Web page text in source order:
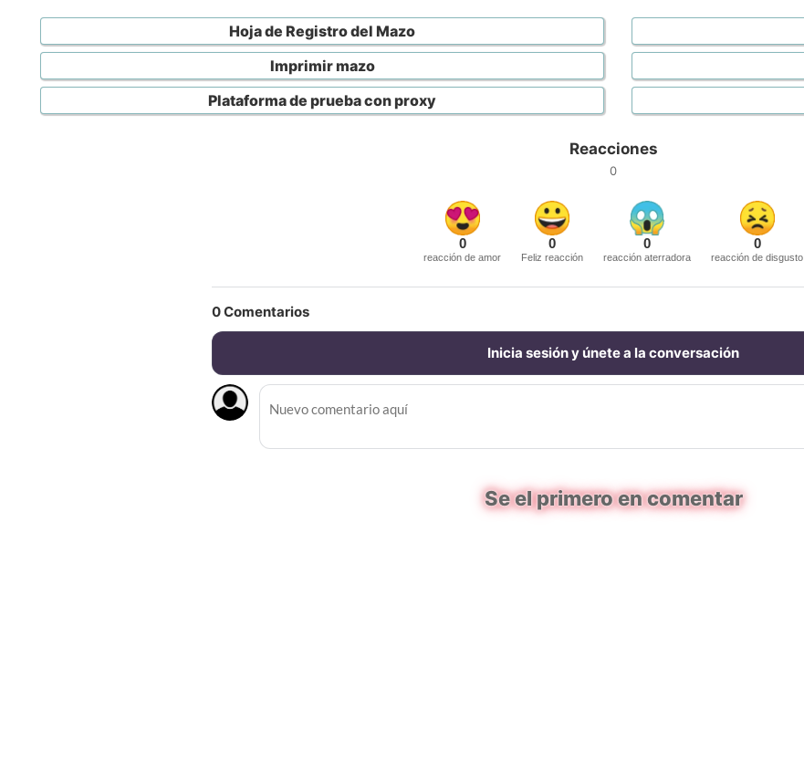
Hoja de Registro del Mazo
Imprimir mazo
Plataforma de prueba con proxy
Reacciones
0
0
reacción de amor
0
Feliz reacción
0
reacción aterradora
0
reacción de disgusto
0Comentarios
Inicia sesión y únete a la conversación
Se el primero en comentar